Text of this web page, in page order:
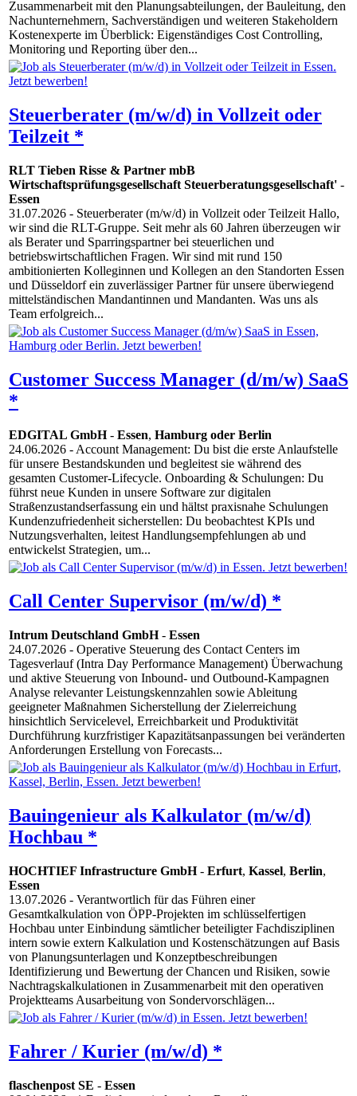
Zusammenarbeit mit den Planungsabteilungen, der Bauleitung, den
Nachunternehmern, Sachverständigen und weiteren Stakeholdern
Kostenexperte im Überblick: Eigenständiges Cost Controlling,
Monitoring und Reporting über den...
Steuerberater (m/w/d) in Vollzeit oder
Teilzeit *
RLT Tieben Risse & Partner mbB
Wirtschaftsprüfungsgesellschaft Steuerberatungsgesellschaft' -
Essen
31.07.2026 - Steuerberater (m/w/d) in Vollzeit oder Teilzeit Hallo,
wir sind die RLT-Gruppe. Seit mehr als 60 Jahren überzeugen wir
als Berater und Sparringspartner bei steuerlichen und
betriebswirtschaftlichen Fragen. Wir sind mit rund 150
ambitionierten Kolleginnen und Kollegen an den Standorten Essen
und Düsseldorf ein zuverlässiger Partner für unsere überwiegend
mittelständischen Mandantinnen und Mandanten. Was uns als
Team erfolgreich...
Customer Success Manager (d/m/w) SaaS
*
EDGITAL GmbH- Essen, Hamburg oder Berlin
24.06.2026 - Account Management: Du bist die erste Anlaufstelle
für unsere Bestandskunden und begleitest sie während des
gesamten Customer-Lifecycle. Onboarding & Schulungen: Du
führst neue Kunden in unsere Software zur digitalen
Straßenzustandserfassung ein und hältst praxisnahe Schulungen
Kundenzufriedenheit sicherstellen: Du beobachtest KPIs und
Nutzungsverhalten, leitest Handlungsempfehlungen ab und
entwickelst Strategien, um...
Call Center Supervisor (m/w/d) *
Intrum Deutschland GmbH- Essen
24.07.2026 - Operative Steuerung des Contact Centers im
Tagesverlauf (Intra Day Performance Management) Überwachung
und aktive Steuerung von Inbound- und Outbound-Kampagnen
Analyse relevanter Leistungskennzahlen sowie Ableitung
geeigneter Maßnahmen Sicherstellung der Zielerreichung
hinsichtlich Servicelevel, Erreichbarkeit und Produktivität
Durchführung kurzfristiger Kapazitätsanpassungen bei veränderten
Anforderungen Erstellung von Forecasts...
Bauingenieur als Kalkulator (m/w/d)
Hochbau *
HOCHTIEF Infrastructure GmbH- Erfurt, Kassel, Berlin,
Essen
13.07.2026 - Verantwortlich für das Führen einer
Gesamtkalkulation von ÖPP-Projekten im schlüsselfertigen
Hochbau unter Einbindung sämtlicher beteiligter Fachdisziplinen
intern sowie extern Kalkulation und Kostenschätzungen auf Basis
von Planungsunterlagen und Konzeptbeschreibungen
Identifizierung und Bewertung der Chancen und Risiken, sowie
Nachtragskalkulationen in Zusammenarbeit mit den operativen
Projektteams Ausarbeitung von Sondervorschlägen...
Fahrer / Kurier (m/w/d) *
flaschenpost SE - Essen